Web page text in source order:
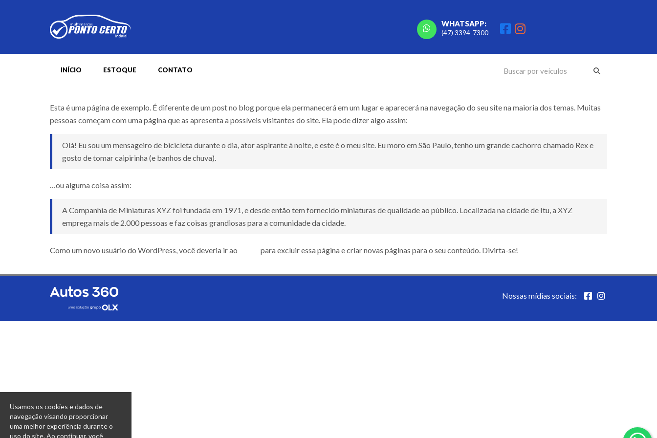
Usamos os cookies e dados de
navegação visando proporcionar
uma melhor experiência durante o
uso do site. Ao continuar, você
WHATSAPP:
(47) 3394-7300
INÍCIO ESTOQUE CONTATO
Esta é uma página de exemplo. É diferente de um post no blog porque ela permanecerá em um lugar e aparecerá na navegação do seu site na maioria dos temas. Muitas
pessoas começam com uma página que as apresenta a possíveis visitantes do site. Ela pode dizer algo assim:
Olá! Eu sou um mensageiro de bicicleta durante o dia, ator aspirante à noite, e este é o meu site. Eu moro em São Paulo, tenho um grande cachorro chamado Rex e
gosto de tomar caipirinha (e banhos de chuva).
…ou alguma coisa assim:
A Companhia de Miniaturas XYZ foi fundada em 1971, e desde então tem fornecido miniaturas de qualidade ao público. Localizada na cidade de Itu, a XYZ
emprega mais de 2.000 pessoas e faz coisas grandiosas para a comunidade da cidade.
Como um novo usuário do WordPress, você deveria ir ao para excluir essa página e criar novas páginas para o seu conteúdo. Divirta-se!
Nossas mídias sociais: